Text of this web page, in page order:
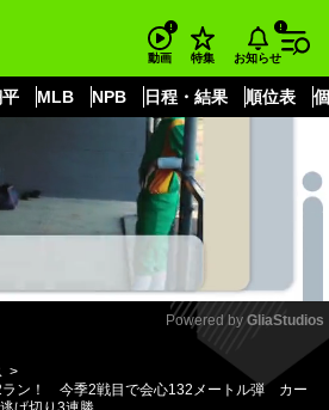
動画 特集 お知らせ
MLB NPB 日程・結果 順位表
もっと見る
Mute
Powered by GliaStudios
ラン！ 今季2戦目で会心132メートル弾 カー